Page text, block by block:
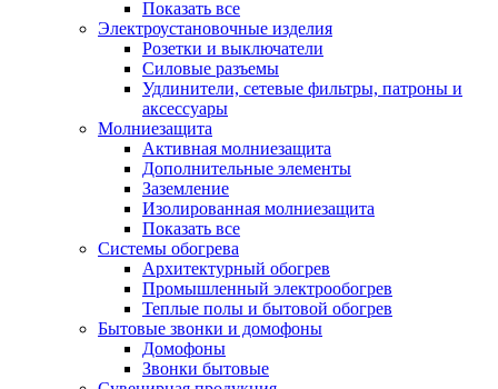
Показать все
Электроустановочные изделия
Розетки и выключатели
Силовые разъемы
Удлинители, сетевые фильтры, патроны и
аксессуары
Молниезащита
Активная молниезащита
Дополнительные элементы
Заземление
Изолированная молниезащита
Показать все
Системы обогрева
Архитектурный обогрев
Промышленный электрообогрев
Теплые полы и бытовой обогрев
Бытовые звонки и домофоны
Домофоны
Звонки бытовые